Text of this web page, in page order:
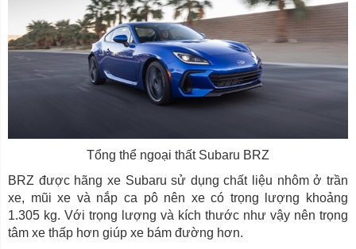
Tổng thể ngoại thất Subaru BRZ
BRZ được hãng xe Subaru sử dụng chất liệu nhôm ở trần
xe, mũi xe và nắp ca pô nên xe có trọng lượng khoảng
1.305 kg. Với trọng lượng và kích thước như vậy nên trọng
tâm xe thấp hơn giúp xe bám đường hơn.